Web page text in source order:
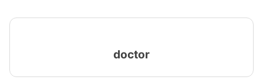
doctor